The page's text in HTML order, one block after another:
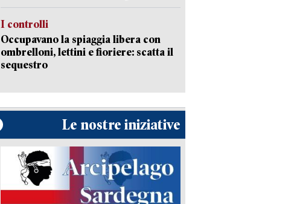
I controlli
Occupavano la spiaggia libera con
ombrelloni, lettini e fioriere: scatta il
sequestro
Le nostre iniziative